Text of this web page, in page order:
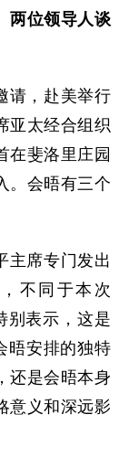
两位领导人谈
请，赴美举行
亚太经合组织
在斐洛里庄园
。会晤有三个
主席专门发出
不同于本次
别表示，这是
晤安排的独特
还是会晤本身
意义和深远影